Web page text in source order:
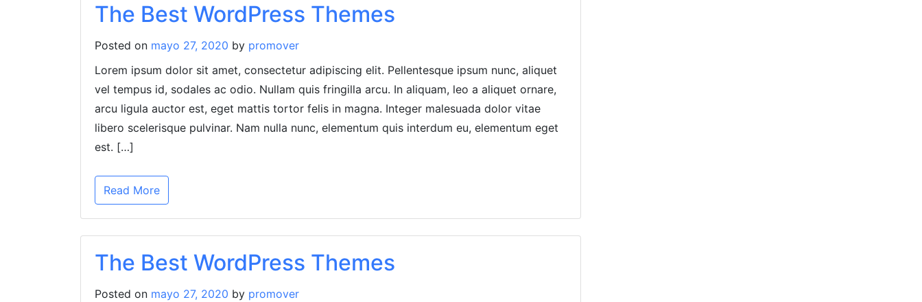
The Best WordPress Themes
Posted on mayo 27, 2020 by promover
Lorem ipsum dolor sit amet, consectetur adipiscing elit. Pellentesque ipsum nunc, aliquet
vel tempus id, sodales ac odio. Nullam quis fringilla arcu. In aliquam, leo a aliquet ornare,
arcu ligula auctor est, eget mattis tortor felis in magna. Integer malesuada dolor vitae
libero scelerisque pulvinar. Nam nulla nunc, elementum quis interdum eu, elementum eget
est. […]
Read More
The Best WordPress Themes
Posted on mayo 27, 2020 by promover